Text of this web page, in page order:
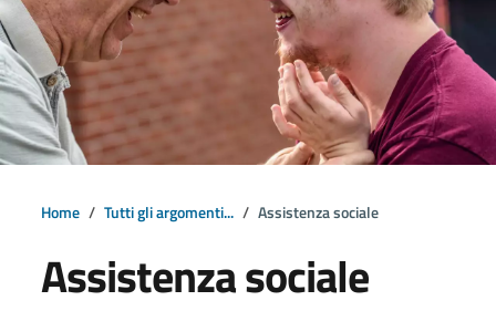
Home Tutti gli argomenti... Assistenza sociale
Assistenza sociale